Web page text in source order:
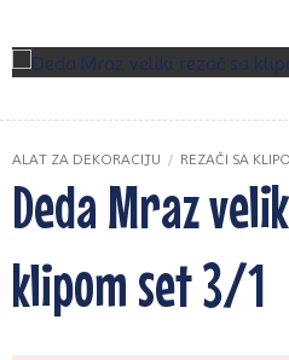
ALAT ZA DEKORACIJU / REZAČI SA
Deda Mraz
klipom set 3/1